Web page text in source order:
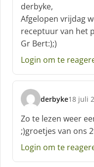
h
r
e
e
:
derbyke,
Afgelopen vrijdag
receptuur van het
Gr Bert:);)
Login om te
derbyke
s
c
h
r
e
18 juli
Zo te lezen weer
;)groetjes van ons
Login om te